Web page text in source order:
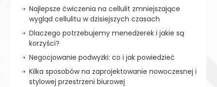
Najlepsze ćwiczenia na cellulit zmniejszające
wygląd cellulitu w dzisiejszych czasach
Dlaczego potrzebujemy menedżerek i jakie są
korzyści?
Negocjowanie podwyżki: co i jak powiedzieć
Kilka sposobów na zaprojektowanie nowoczesnej i
stylowej przestrzeni biurowej